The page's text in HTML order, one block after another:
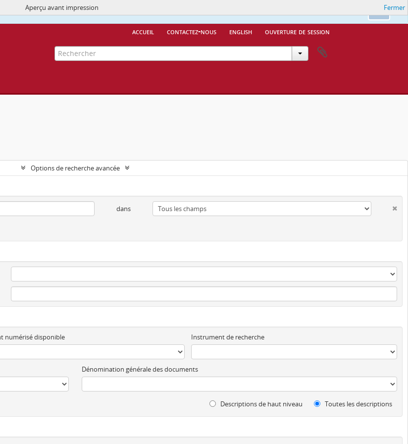
Ce site utilise des cookiesMore Info.
accueil contactez-nous english ouverture de session
Aperçu avant impression Fermer
Options de recherche avancée
dans
numérisé disponible Instrument de recherche
Dénomination générale des documents
Descriptions de haut niveau Toutes les descriptions